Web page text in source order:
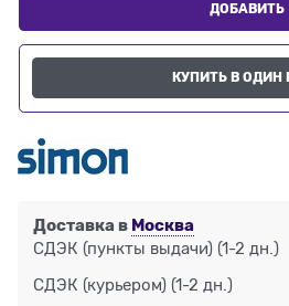
ДОБАВИТЬ
КУПИТЬ В ОДИН
Доставка в Москва
СДЭК (пункты выдачи) (1-2 дн.)
СДЭК (курьером) (1-2 дн.)